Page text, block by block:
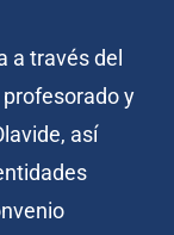
a través del
y
así